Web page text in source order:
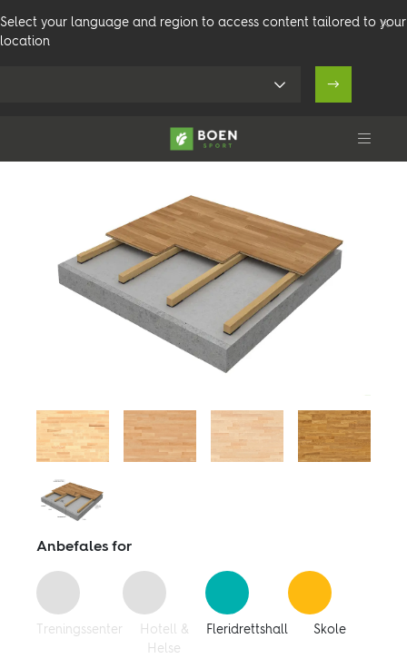
Select your language and region to access content tailored to your
location
Produkter
Følg oss:
Anbefales for
Treningssenter
Hotell &
Helse
Fleridrettshall Skole